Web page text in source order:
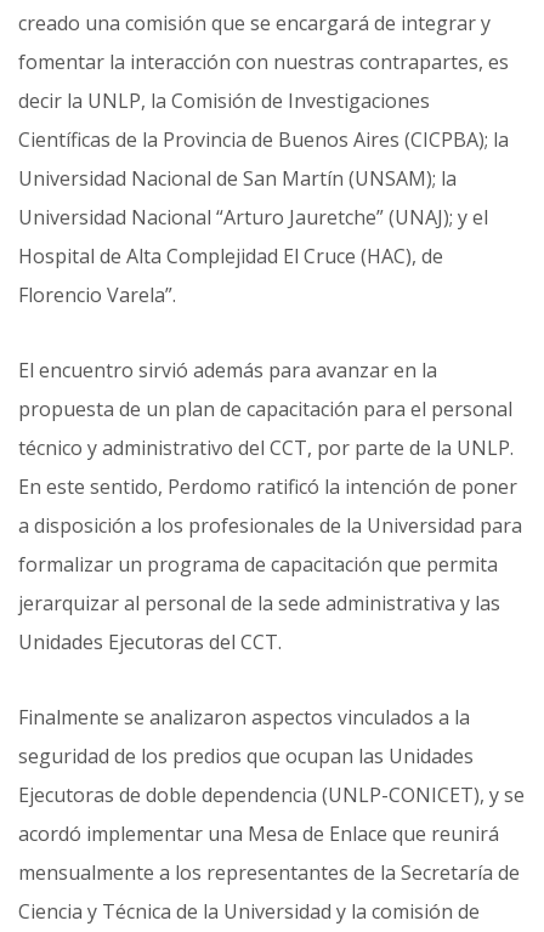
creado una comisión que se encargará de integrar y
fomentar la interacción con nuestras contrapartes, es
decir la UNLP, la Comisión de Investigaciones
Científicas de la Provincia de Buenos Aires (CICPBA); la
Universidad Nacional de San Martín (UNSAM); la
Universidad Nacional “Arturo Jauretche” (UNAJ); y el
Hospital de Alta Complejidad El Cruce (HAC), de
Florencio Varela”.
El encuentro sirvió además para avanzar en la
propuesta de un plan de capacitación para el personal
técnico y administrativo del CCT, por parte de la UNLP.
En este sentido, Perdomo ratificó la intención de poner
a disposición a los profesionales de la Universidad para
formalizar un programa de capacitación que permita
jerarquizar al personal de la sede administrativa y las
Unidades Ejecutoras del CCT.
Finalmente se analizaron aspectos vinculados a la
seguridad de los predios que ocupan las Unidades
Ejecutoras de doble dependencia (UNLP-CONICET), y se
acordó implementar una Mesa de Enlace que reunirá
mensualmente a los representantes de la Secretaría de
Ciencia y Técnica de la Universidad y la comisión de